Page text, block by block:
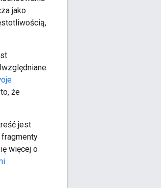
jako
że
jest
fragmenty
więcej o